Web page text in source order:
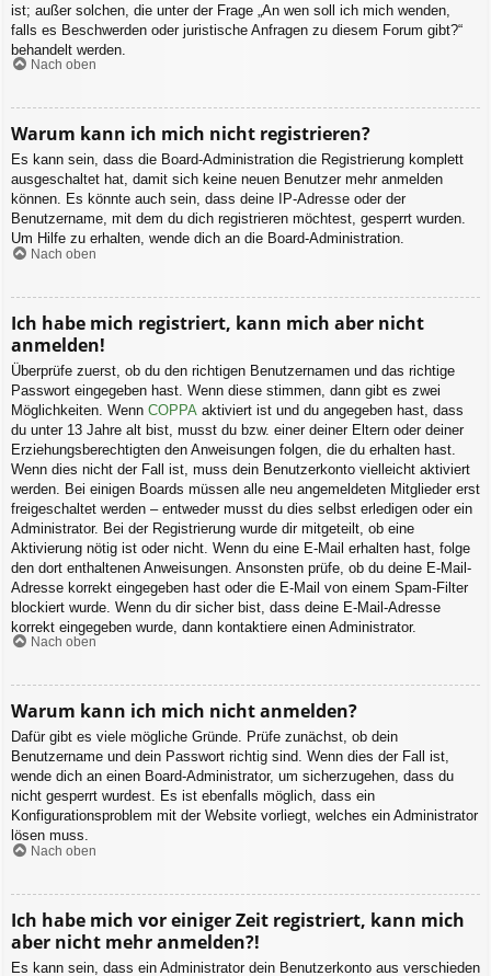
ist; außer solchen, die unter der Frage „An wen soll ich mich wenden,
falls es Beschwerden oder juristische Anfragen zu diesem Forum gibt?“
behandelt werden.
Nach oben
Warum kann ich mich nicht registrieren?
Es kann sein, dass die Board-Administration die Registrierung komplett
ausgeschaltet hat, damit sich keine neuen Benutzer mehr anmelden
können. Es könnte auch sein, dass deine IP-Adresse oder der
Benutzername, mit dem du dich registrieren möchtest, gesperrt wurden.
Um Hilfe zu erhalten, wende dich an die Board-Administration.
Nach oben
Ich habe mich registriert, kann mich aber nicht
anmelden!
Überprüfe zuerst, ob du den richtigen Benutzernamen und das richtige
Passwort eingegeben hast. Wenn diese stimmen, dann gibt es zwei
Möglichkeiten. Wenn COPPA aktiviert ist und du angegeben hast, dass
du unter 13 Jahre alt bist, musst du bzw. einer deiner Eltern oder deiner
Erziehungsberechtigten den Anweisungen folgen, die du erhalten hast.
Wenn dies nicht der Fall ist, muss dein Benutzerkonto vielleicht aktiviert
werden. Bei einigen Boards müssen alle neu angemeldeten Mitglieder erst
freigeschaltet werden – entweder musst du dies selbst erledigen oder ein
Administrator. Bei der Registrierung wurde dir mitgeteilt, ob eine
Aktivierung nötig ist oder nicht. Wenn du eine E-Mail erhalten hast, folge
den dort enthaltenen Anweisungen. Ansonsten prüfe, ob du deine E-Mail-
Adresse korrekt eingegeben hast oder die E-Mail von einem Spam-Filter
blockiert wurde. Wenn du dir sicher bist, dass deine E-Mail-Adresse
korrekt eingegeben wurde, dann kontaktiere einen Administrator.
Nach oben
Warum kann ich mich nicht anmelden?
Dafür gibt es viele mögliche Gründe. Prüfe zunächst, ob dein
Benutzername und dein Passwort richtig sind. Wenn dies der Fall ist,
wende dich an einen Board-Administrator, um sicherzugehen, dass du
nicht gesperrt wurdest. Es ist ebenfalls möglich, dass ein
Konfigurationsproblem mit der Website vorliegt, welches ein Administrator
lösen muss.
Nach oben
Ich habe mich vor einiger Zeit registriert, kann mich
aber nicht mehr anmelden?!
Es kann sein, dass ein Administrator dein Benutzerkonto aus verschieden